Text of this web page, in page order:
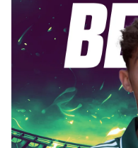
reklam/pazarlama
sınırlı olarak açık
Çerezlere ilişkin
vasıtasıyla
için Ayarlar butonuna
Metnimiziziyaret